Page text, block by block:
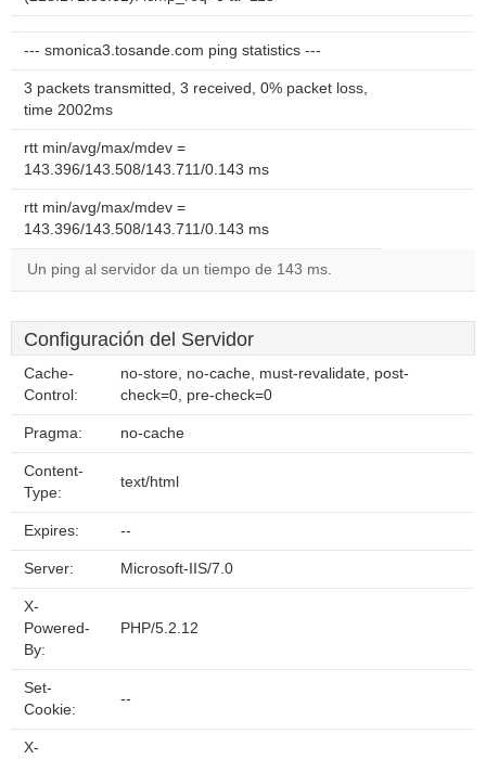
--- smonica3.tosande.com ping statistics ---
3 packets transmitted, 3 received, 0% packet loss,
time 2002ms
rtt min/avg/max/mdev =
143.396/143.508/143.711/0.143 ms
rtt min/avg/max/mdev =
143.396/143.508/143.711/0.143 ms
Un ping al servidor da un tiempo de 143 ms.
Configuración del Servidor
Cache-
Control:
no-store, no-cache, must-revalidate, post-
check=0, pre-check=0
Pragma: no-cache
Content-
Type:
text/html
Expires: --
Server: Microsoft-IIS/7.0
X-
Powered-
By:
PHP/5.2.12
Set-
Cookie:
--
X-